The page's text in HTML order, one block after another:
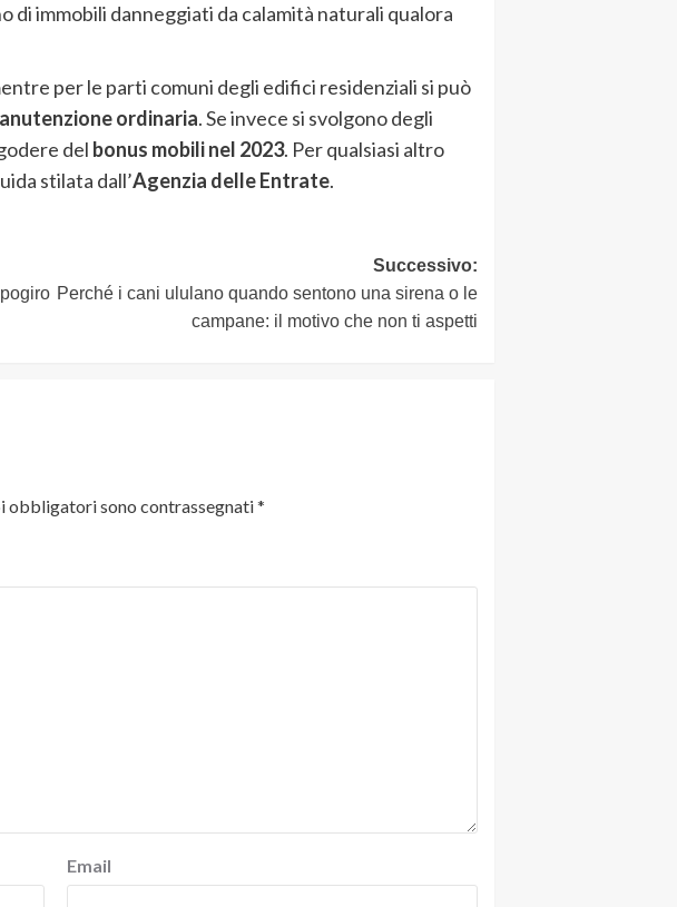
di immobili danneggiati da calamità naturali qualora
per le parti comuni degli edifici residenziali si può
ordinaria. Se invece si svolgono degli
del bonus mobili nel 2023. Per qualsiasi altro
stilata dall’Agenzia delle Entrate.
Successivo:
Perché i cani ululano quando sentono una sirena o le
campane: il motivo che non ti aspetti
obbligatori sono contrassegnati*
Email